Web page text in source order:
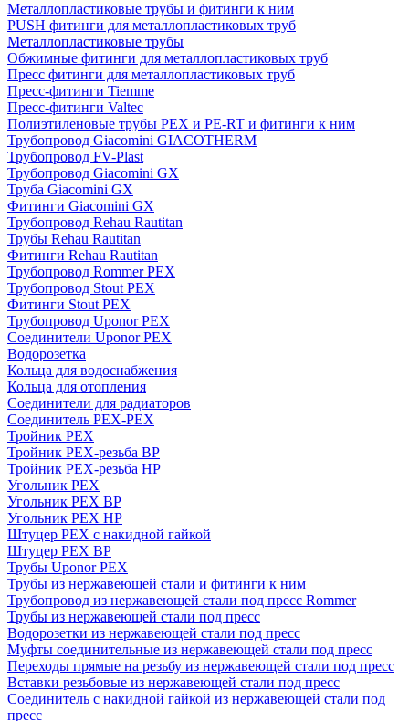
Металлопластиковые трубы и фитинги к ним
PUSH фитинги для металлопластиковых труб
Металлопластиковые трубы
Обжимные фитинги для металлопластиковых труб
Пресс фитинги для металлопластиковых труб
Пресс-фитинги Tiemme
Пресс-фитинги Valtec
Полиэтиленовые трубы PEX и PE-RT и фитинги к ним
Трубопровод Giacomini GIACOTHERM
Трубопровод FV-Plast
Трубопровод Giacomini GX
Труба Giacomini GX
Фитинги Giacomini GX
Трубопровод Rehau Rautitan
Трубы Rehau Rautitan
Фитинги Rehau Rautitan
Трубопровод Rommer PEX
Трубопровод Stout PEX
Фитинги Stout PEX
Трубопровод Uponor PEX
Соединители Uponor PEX
Водорозетка
Кольца для водоснабжения
Кольца для отопления
Соединители для радиаторов
Соединитель PEX-PEX
Тройник PEX
Тройник PEX-резьба ВР
Тройник PEX-резьба НР
Угольник PEX
Угольник PEX ВР
Угольник PEX НР
Штуцер PEX c накидной гайкой
Штуцер PEX ВР
Трубы Uponor PEX
Трубы из нержавеющей стали и фитинги к ним
Трубопровод из нержавеющей стали под пресс Rommer
Трубы из нержавеющей стали под пресс
Водорозетки из нержавеющей стали под пресс
Муфты соединительные из нержавеющей стали под пресс
Переходы прямые на резьбу из нержавеющей стали под пресс
Вставки резьбовые из нержавеющей стали под пресс
Соединитель с накидной гайкой из нержавеющей стали под
пресс